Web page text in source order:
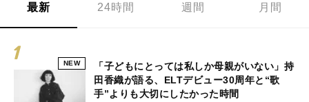
最新 24時間 週間 月間
NEW
「子どもにとっては私しか母親がいない」持
田香織が語る、ELTデビュー30周年と“歌
手”よりも大切にしたかった時間